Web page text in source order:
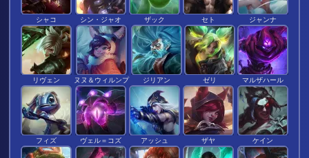
シャコ シン・ジャオ ザック セト ジャンナ
リヴェン ヌヌ＆ウィルンプ ジリアン ゼリ マルザハール
フィズ ヴェル＝コズ アッシュ ザヤ ケイン